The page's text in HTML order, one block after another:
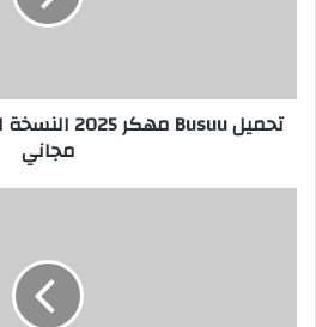
مجاني